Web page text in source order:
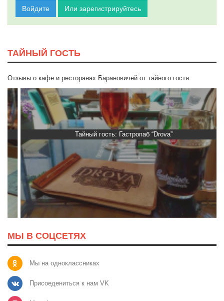
Войдите Или зарегистрируйтесь
ТАЙНЫЙ ГОСТЬ
Отзывы о кафе и ресторанах Барановичей от тайного гостя.
Тайный гость: Гастропаб “Drova”
МЫ В СОЦСЕТЯХ
Мы на одноклассниках
Присоедениться к нам VK